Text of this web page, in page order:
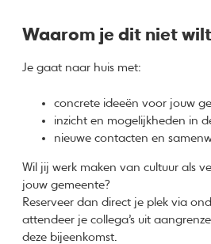
Waarom je dit niet
Je gaat naar huis met:
concrete ideeën voor jouw
inzicht en mogelijkheden in
nieuwe contacten en
Wil jij werk maken van cultuur als
jouw gemeente?
Reserveer dan direct je plek via
attendeer je collega’s uit
deze bijeenkomst.